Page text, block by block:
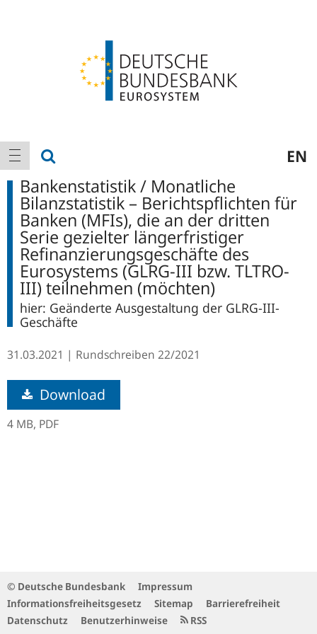
Hauptnavigation
Navigation anzeigen EN
Bankenstatistik / Monatliche
Bilanzstatistik – Berichtspflichten für
Banken (MFIs), die an der dritten
Serie gezielter längerfristiger
Refinanzierungsgeschäfte des
Eurosystems (GLRG-III bzw. TLTRO-
III) teilnehmen (möchten)
hier: Geänderte Ausgestaltung der GLRG-III-
Geschäfte
31.03.2021 Rundschreiben 22/2021
Download
4 MB, PDF
© Deutsche Bundesbank
Impressum
Informationsfreiheitsgesetz
Sitemap
Barrierefreiheit
Datenschutz
Benutzerhinweise RSS